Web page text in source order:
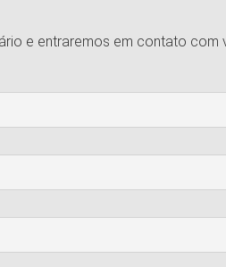
e entraremos em contato com